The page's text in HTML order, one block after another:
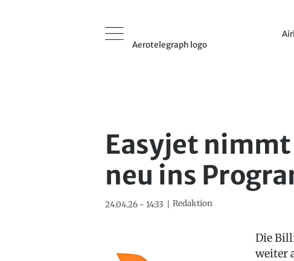
Aerotelegraph logo
Easyjet
neu ins
24.04.26 - 14:33 Redaktion
Die
weiter